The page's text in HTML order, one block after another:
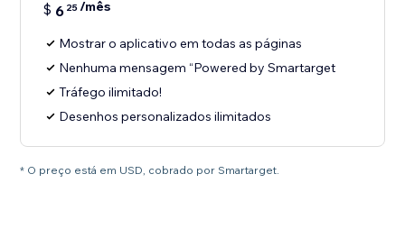
$ 6 25/mês
Mostrar o aplicativo em todas as páginas
Nenhuma mensagem “Powered by Smartarget
Tráfego ilimitado!
Desenhos personalizados ilimitados
* O preço está em USD, cobrado por Smartarget.